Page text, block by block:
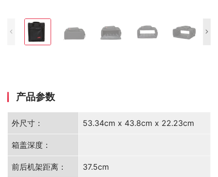
产品参数
外尺寸： 53.34cm x 43.8cm x 22.23cm
箱盖深度：
前后机架距离： 37.5cm